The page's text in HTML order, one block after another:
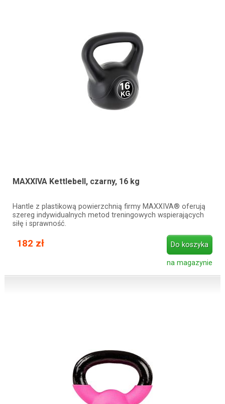
MAXXIVA Kettlebell, czarny, 16 kg
Hantle z plastikową powierzchnią firmy MAXXIVA® oferują
szereg indywidualnych metod treningowych wspierających
siłę i sprawność.
182 zł Do koszyka
na magazynie